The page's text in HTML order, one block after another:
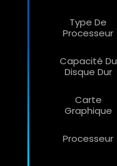
Type De
Processeur
Capacité Du
Disque Dur
Carte
Graphique
Processeur